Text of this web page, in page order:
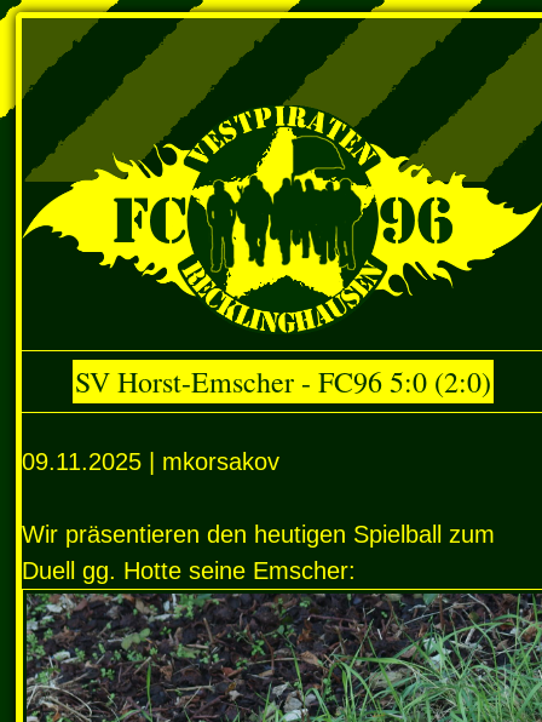
SV Horst-Emscher - FC96 5:0 (2:0)
09.11.2025 | mkorsakov
Wir präsentieren den heutigen Spielball zum
Duell gg. Hotte seine Emscher: